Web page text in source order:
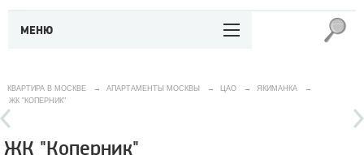
МЕНЮ
КВАРТИРА В МОСКВЕ → АПАРТАМЕНТЫ МОСКВЫ → ЦАО → ЯКИМАНКА
→
ЖК "КОПЕРНИК"
ЖК "Коперник"